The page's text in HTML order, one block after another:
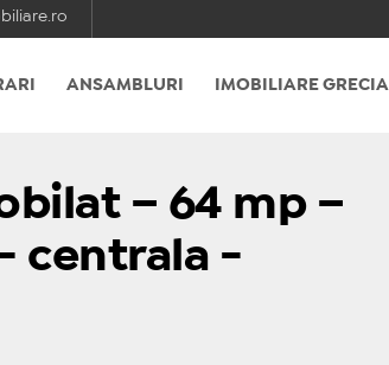
ANSAMBLURI IMOBILIARE GRECIA
– 64 mp –
centrala -